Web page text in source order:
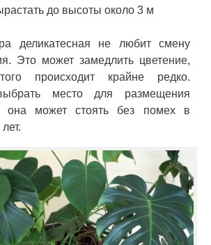
до высоты около 3 м
деликатесная не любит смену
Это может замедлить цветение,
происходит крайне редко.
место для размещения
она может стоять без помех в